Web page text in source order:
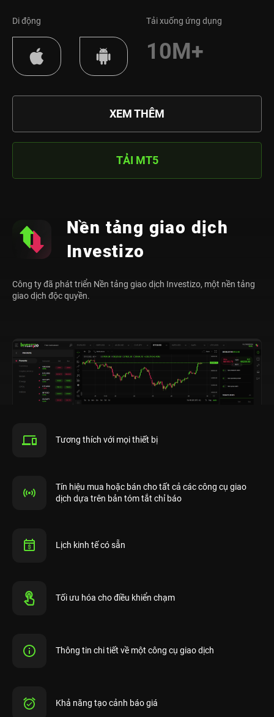
Di động Tải xuống ứng dụng
10M+
XEM THÊM
TẢI MT5
Nền tảng giao dịch
Investizo
Công ty đã phát triển Nền tảng giao dịch Investizo, một nền tảng
giao dịch độc quyền.
Tương thích với mọi thiết bị
Tín hiệu mua hoặc bán cho tất cả các công cụ giao
dịch dựa trên bản tóm tắt chỉ báo
Lịch kinh tế có sẵn
Tối ưu hóa cho điều khiển chạm
Thông tin chi tiết về một công cụ giao dịch
Khả năng tạo cảnh báo giá